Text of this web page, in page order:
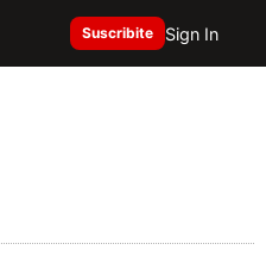
Suscribite Sign In